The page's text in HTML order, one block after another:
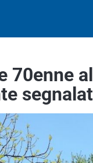
70enne